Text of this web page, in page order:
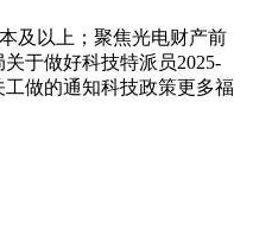
及以上；聚焦光电财产前
于做好科技特派员2025-
做的通知科技政策更多福